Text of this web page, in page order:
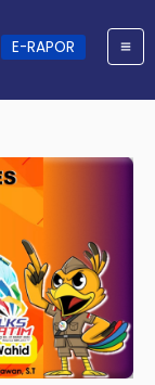
E-RAPOR